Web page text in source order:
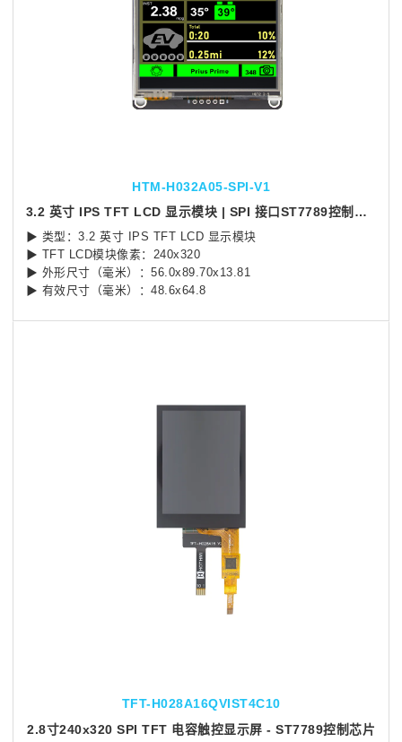
HTM-H032A05-SPI-V1
3.2 英寸 IPS TFT LCD 显示模块 | SPI 接口ST7789控制芯片带电阻触摸
▶ 类型：3.2 英寸 IPS TFT LCD 显示模块
▶ TFT LCD模块像素：240x320
▶ 外形尺寸（毫米）：56.0x89.70x13.81
▶ 有效尺寸（毫米）：48.6x64.8
TFT-H028A16QVIST4C10
2.8寸240x320 SPI TFT 电容触控显示屏 - ST7789控制芯片